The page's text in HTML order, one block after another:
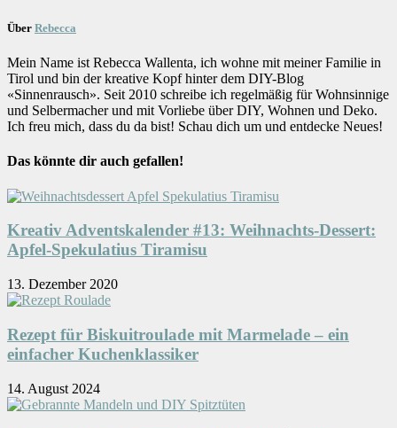
Über Rebecca
Mein Name ist Rebecca Wallenta, ich wohne mit meiner Familie in
Tirol und bin der kreative Kopf hinter dem DIY-Blog
«Sinnenrausch». Seit 2010 schreibe ich regelmäßig für Wohnsinnige
und Selbermacher und mit Vorliebe über DIY, Wohnen und Deko.
Ich freu mich, dass du da bist! Schau dich um und entdecke Neues!
Das könnte dir auch gefallen!
Kreativ Adventskalender #13: Weihnachts-Dessert:
Apfel-Spekulatius Tiramisu
13. Dezember 2020
Rezept für Biskuitroulade mit Marmelade – ein
einfacher Kuchenklassiker
14. August 2024